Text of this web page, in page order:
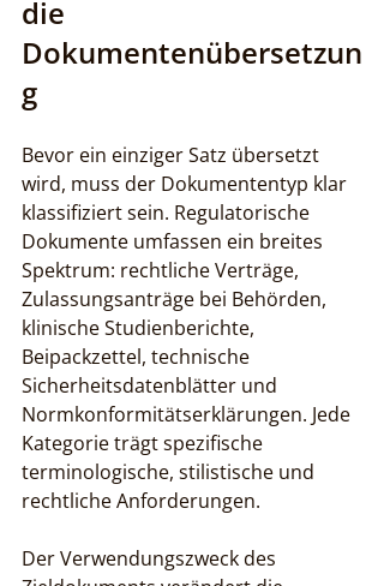
die
Dokumentenübersetzun
g
Bevor ein einziger Satz übersetzt
wird, muss der Dokumententyp klar
klassifiziert sein. Regulatorische
Dokumente umfassen ein breites
Spektrum: rechtliche Verträge,
Zulassungsanträge bei Behörden,
klinische Studienberichte,
Beipackzettel, technische
Sicherheitsdatenblätter und
Normkonformitätserklärungen. Jede
Kategorie trägt spezifische
terminologische, stilistische und
rechtliche Anforderungen.
Der Verwendungszweck des